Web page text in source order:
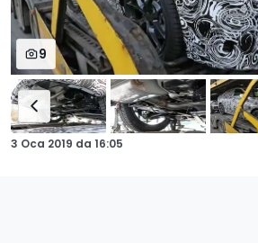
9
3 Oca 2019 da 16:05